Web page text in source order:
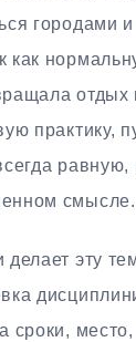
городами
как
отдых
практику,
равную,
смысле.
делает эту
сроки,